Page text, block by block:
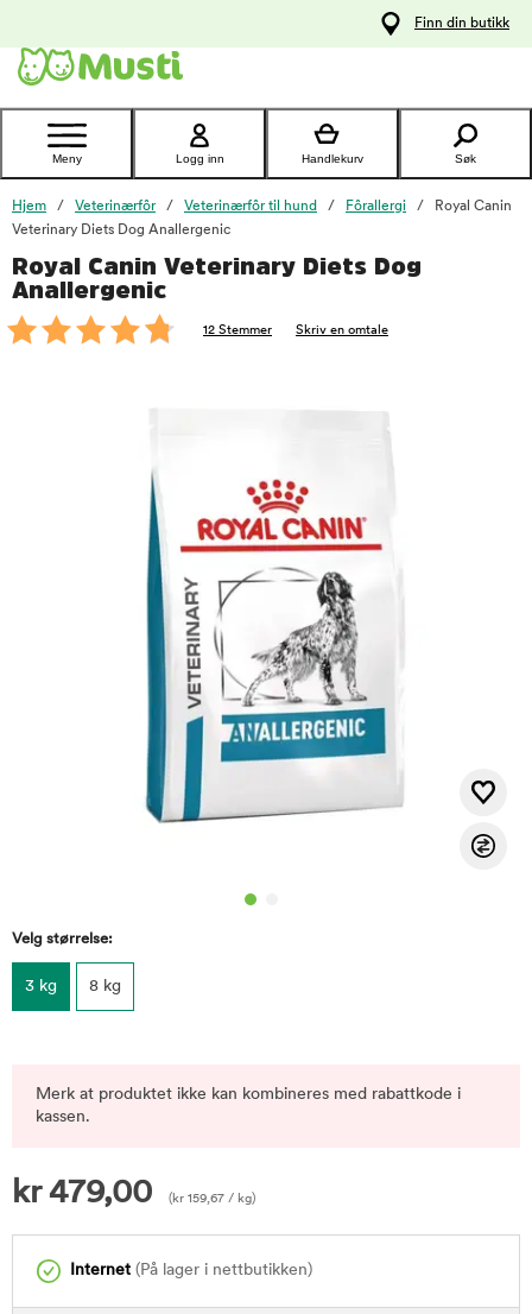
Kontakt
kundeservice
Finn din butikk
Meny Logg inn Handlekurv Søk
Hjem Veterinærfôr Veterinærfôr til hund Fôrallergi
Royal Canin
Veterinary Diets Dog Anallergenic
Royal Canin Veterinary Diets Dog
Anallergenic
12 Stemmer Skriv en omtale
Velg størrelse:
3 kg 8 kg
Merk at produktet ikke kan kombineres med rabattkode i
kassen.
kr 479,00 ( kr 159,67 / kg)
Internet (På lager i nettbutikken)
foo